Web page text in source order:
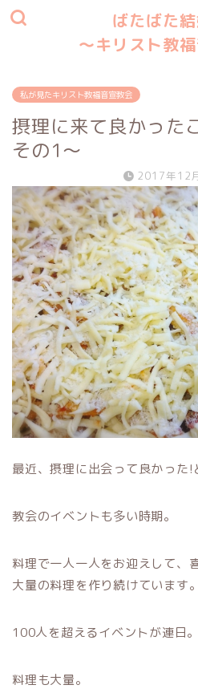
ばたばた
〜キリスト教
私が見たキリスト教福音宣教会
摂理に来て良かった
その1〜
2017年12
最近、摂理に出会って良かった!
教会のイベントも多い時期。
料理で一人一人をお迎えして、
大量の料理を作り続けています。
100人を超えるイベントが連日。
料理も大量。